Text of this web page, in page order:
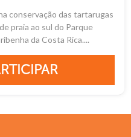
conservação das tartarugas
praia ao sul do Parque
da Costa Rica....